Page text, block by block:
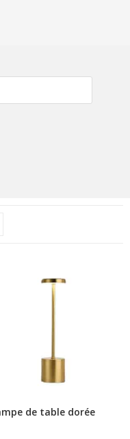
de table dorée